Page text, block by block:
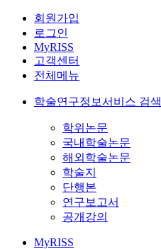
회원가입
로그인
MyRISS
고객센터
전체메뉴
학술연구정보서비스 검색
학위논문
국내학술논문
해외학술논문
학술지
단행본
연구보고서
공개강의
MyRISS